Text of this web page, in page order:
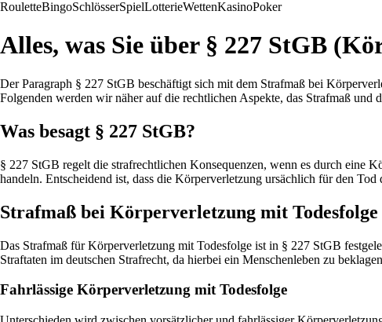
RouletteBingoSchlösserSpielLotterieWettenKasinoPoker
Alles, was Sie über § 227 StGB
Der Paragraph § 227 StGB beschäftigt sich mit dem Strafmaß bei
Folgenden werden wir näher auf die rechtlichen Aspekte, das Strafmaß und
Was besagt § 227 StGB?
§ 227 StGB regelt die strafrechtlichen Konsequenzen, wenn es durch eine
handeln. Entscheidend ist, dass die Körperverletzung ursächlich für den Tod
Strafmaß bei Körperverletzung mit Todesfolge
Das Strafmaß für Körperverletzung mit Todesfolge ist in § 227 StGB
Straftaten im deutschen Strafrecht, da hierbei ein Menschenleben zu
Fahrlässige Körperverletzung mit Todesfolge